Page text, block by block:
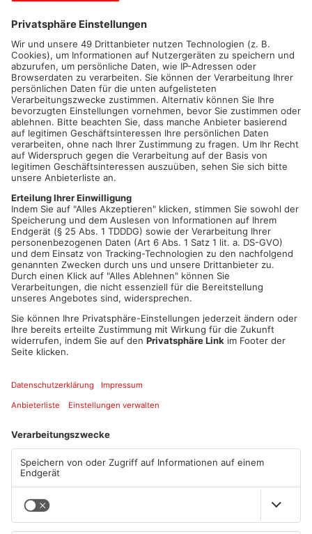
Alzenau-Hörstein,
Spessart-Gymnasium, Alzenau, Carlotta Hein aus Alzenau-
Albstadt.
Edith-Stein-Realschule, Alzenau, Aisenur Calgar aus Alzenau.
Alle Erst-, Zweit- und Dritt-Platzierten haben vom Lions-Club
eine Geldprämie erhalten. Die 25 Klassensieger haben mit
ihren Plakaten in Würzburg an einer überregionalen
Ausscheidung teilgenommen. Dabei sind mit einem
Buchgutschein ausgezeichnet worden: Aisenur Calgar, Edith-
Stein-Realschule, Helen Krösser Jana Bott vom Spessart-
Gymnasium.
So wie im letzten Jahr, können auch dieses Jahr die Sieger-
Plakate, wegen der Corona-Einschränkungen, nicht in einer
Ausstellung der Öffentlichkeit vorgestellt werden.
Deshalb hat die Leiterin der Alzenauer Bibliothek, Frau Christl
Huber, wieder die Fenster der Bibliothek für die 25
erstplatzierten Plakate zur Verfügung gestellt. Dadurch kann
der Lions-Club Aschaffenburg-Alzenau durch seinen
Präsidenten Dr. Caspar-Heinrich Finkeldei mit den Initiatoren
Wolfgang Betz und Henning Kaul nun die interessierte
Öffentlichkeit zum Betrachten der Bilder, die dort bis zum Ende
der Weihnachtsferien ausgestellt bleiben, einladen.
ANZEIGE